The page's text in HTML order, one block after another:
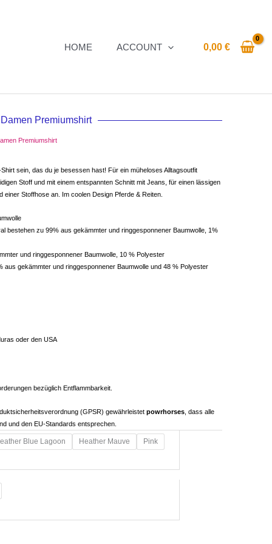
HOME ACCOUNT 0,00 €
Damen Premiumshirt
Premiumshirt
sein, das du je besessen hast! Für ein müheloses Alltagsoutfit
Stoff und mit einem entspannten Schnitt mit Jeans, für einen lässigen
Stoffhose an. Im coolen Design Pferde & Reiten.
bestehen zu 99% aus gekämmter und ringgesponnener Baumwolle, 1%
und ringgesponnener Baumwolle, 10 % Polyester
aus gekämmter und ringgesponnener Baumwolle und 48 % Polyester
oder den USA
bezüglich Entflammbarkeit.
(GPSR) gewährleistet powrhorses , dass alle
und den EU-Standards entsprechen.
Blue Lagoon Heather Mauve Pink